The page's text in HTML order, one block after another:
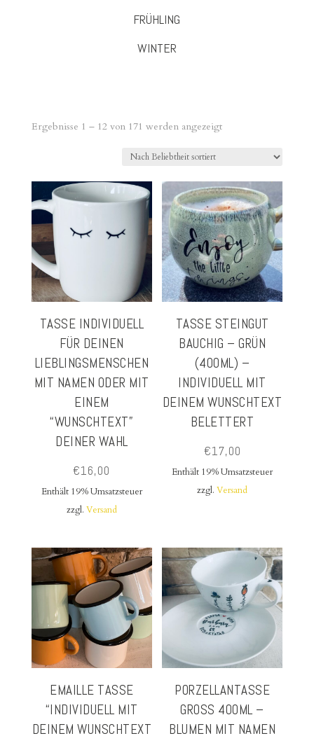
FRÜHLING
WINTER
Ergebnisse 1 – 12 von 171 werden angezeigtNach
TASSE INDIVIDUELL
FÜR DEINEN
LIEBLINGSMENSCHEN
MIT NAMEN ODER MIT
EINEM
“WUNSCHTEXT”
DEINER WAHL
€16,00
Enthält 19% Umsatzsteuer
zzgl. Versand
TASSE STEINGUT
BAUCHIG – GRÜN
(400ML) –
INDIVIDUELL MIT
DEINEM WUNSCHTEXT
BELETTERT
€17,00
Enthält 19% Umsatzsteuer
zzgl.Versand
EMAILLE TASSE
“INDIVIDUELL MIT
DEINEM WUNSCHTEXT
PORZELLANTASSE
GROSS 400ML – B
LUMEN MIT NAMEN A